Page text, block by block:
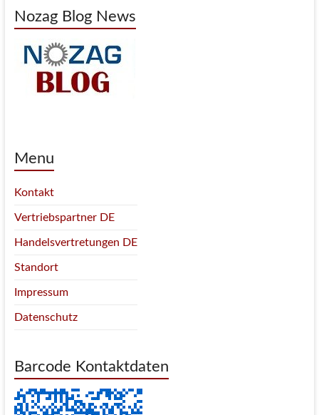
Nozag Blog News
Menu
Kontakt
Vertriebspartner DE
Handelsvertretungen DE
Standort
Impressum
Datenschutz
Barcode Kontaktdaten